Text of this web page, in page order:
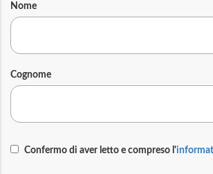
Nome
Cognome
Confermo di aver letto e compreso l'